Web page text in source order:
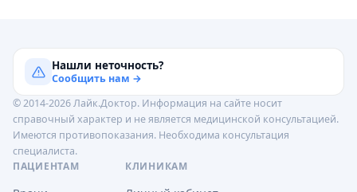
Нашли неточность?
Сообщить нам →
© 2014-2026 Лайк.Доктор. Информация на сайте носит
справочный характер и не является медицинской консультацией.
Имеются противопоказания. Необходима консультация
специалиста.
ПАЦИЕНТАМ
КЛИНИКАМ